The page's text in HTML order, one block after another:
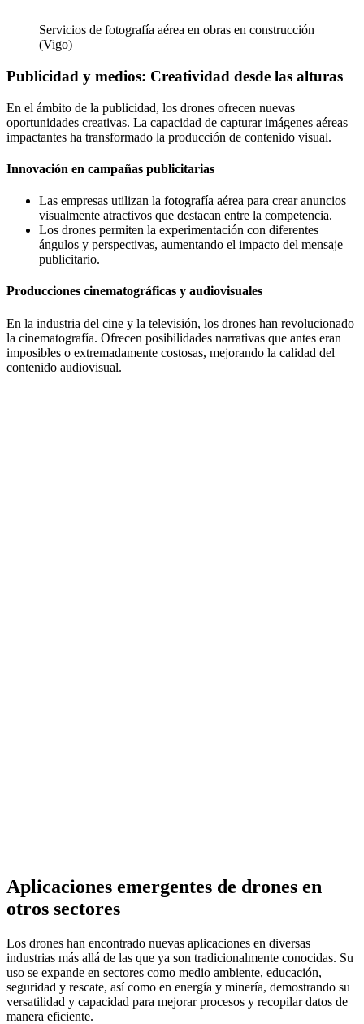
Servicios de fotografía aérea en obras en construcción
(Vigo)
Publicidad y medios: Creatividad desde las alturas
En el ámbito de la publicidad, los drones ofrecen nuevas
oportunidades creativas. La capacidad de capturar imágenes aéreas
impactantes ha transformado la producción de contenido visual.
Innovación en campañas publicitarias
Las empresas utilizan la fotografía aérea para crear anuncios
visualmente atractivos que destacan entre la competencia.
Los drones permiten la experimentación con diferentes
ángulos y perspectivas, aumentando el impacto del mensaje
publicitario.
Producciones cinematográficas y audiovisuales
En la industria del cine y la televisión, los drones han revolucionado
la cinematografía. Ofrecen posibilidades narrativas que antes eran
imposibles o extremadamente costosas, mejorando la calidad del
contenido audiovisual.
Aplicaciones emergentes de drones en
otros sectores
Los drones han encontrado nuevas aplicaciones en diversas
industrias más allá de las que ya son tradicionalmente conocidas. Su
uso se expande en sectores como medio ambiente, educación,
seguridad y rescate, así como en energía y minería, demostrando su
versatilidad y capacidad para mejorar procesos y recopilar datos de
manera eficiente.